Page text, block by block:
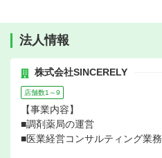
法人情報
株式会社SINCERELY
店舗数1～9
【事業内容】
■調剤薬局の運営
■医業経営コンサルティング業務